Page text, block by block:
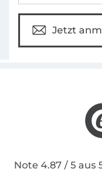
Jetzt
Note 4.87 / 5 aus